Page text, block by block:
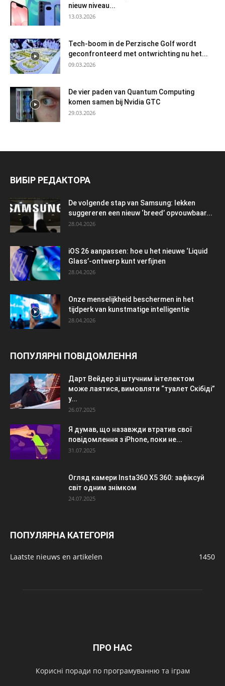
nieuw niveau...
13.03.2026
Tech-boom in de Perzische Golf wordt
geconfronteerd met ontwrichting nu het...
09.03.2026
De vier paden van Quantum Computing
komen samen bij Nvidia GTC
29.03.2026
ВИБІР РЕДАКТОРА
De volgende stap van Samsung: lekken
suggereren een nieuw ‘breed’ opvouwbaar...
28.04.2026
iOS 26 aanpassen: hoe u het nieuwe ‘Liquid
Glass’-ontwerp kunt verfijnen
28.04.2026
Onze menselijkheid beschermen in het
tijdperk van kunstmatige intelligentie
28.04.2026
ПОПУЛЯРНІ ПОВІДОМЛЕННЯ
Дарт Вейдер зі штучним інтелектом
може лаятися, вимовляти “туалет Скібіді”
у...
26.07.2025
Я думав, що назавжди втратив свої
повідомлення з iPhone, поки не...
31.07.2025
Огляд камери Insta360 X5 360: зафіксуй
світ одним знімком
24.07.2025
ПОПУЛЯРНА КАТЕГОРІЯ
Laatste nieuws en artikelen 1450
ПРО НАС
Корисні поради по програмуванню та іграм